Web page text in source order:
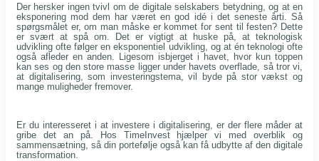
Der hersker ingen tvivl om de digitale selskabers betydning, og at en
eksponering mod dem har været en god idé i det seneste årti. Så
spørgsmålet er, om man måske er kommet for sent til festen? Dette
er svært at spå om. Det er vigtigt at huske på, at teknologisk
udvikling ofte følger en eksponentiel udvikling, og at én teknologi ofte
også afleder en anden. Ligesom isbjerget i havet, hvor kun toppen
kan ses og den store masse ligger under havets overflade, så tror vi,
at digitalisering, som investeringstema, vil byde på stor vækst og
mange muligheder fremover.
Er du interesseret i at investere i digitalisering, er der flere måder at
gribe det an på. Hos TimeInvest hjælper vi med overblik og
sammensætning, så din portefølje også kan få udbytte af den digitale
transformation.